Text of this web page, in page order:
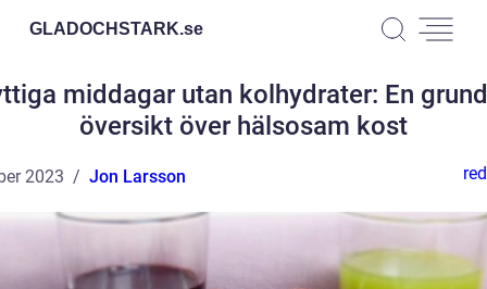
GLADOCHSTARK.se
middagar utan kolhydrater: En
översikt över hälsosam kost
2023 Jon Larsson